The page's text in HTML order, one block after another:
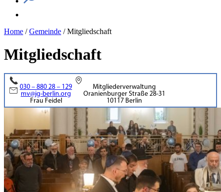
Home /Gemeinde /Mitgliedschaft
Mitgliedschaft
030 – 880 28 – 129
mv@jg-berlin.org
Frau Feidel
Mitgliederverwaltung
Oranienburger Straße 28-31
10117 Berlin